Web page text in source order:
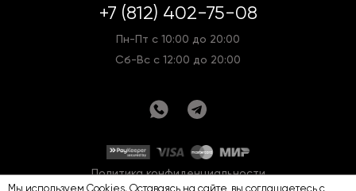
Мы используем Cookies. Оставаясь на сайте, вы соглашаетесь с
+7 (812) 402-75-08
Пн-Пт с 10:00 до 20:00
Сб-Вс с 12:00 до 20:00
Политика конфиденциальности